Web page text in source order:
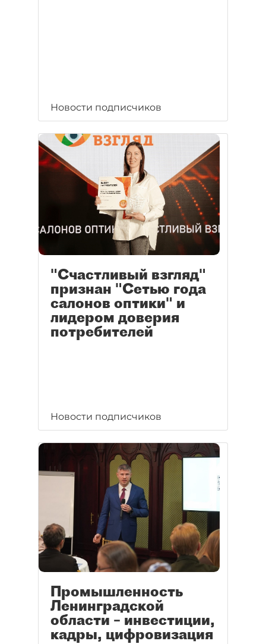
Новости подписчиков
"Счастливый взгляд"
признан "Сетью года
салонов оптики" и
лидером доверия
потребителей
Новости подписчиков
Промышленность
Ленинградской
области – инвестиции,
кадры, цифровизация